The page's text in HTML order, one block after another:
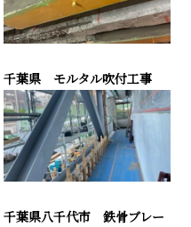
千葉県 モルタル吹付工事
千葉県八千代市 鉄骨ブレー